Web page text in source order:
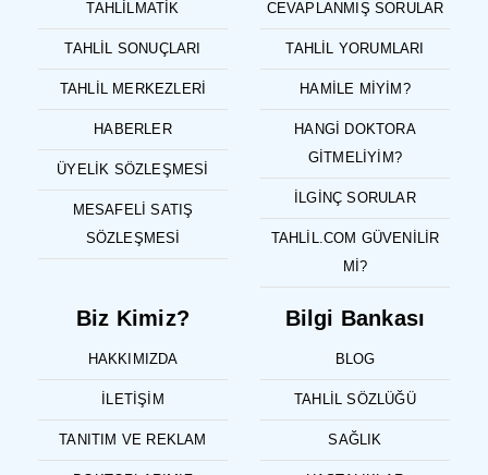
TAHLILMATIK
TAHLIL SONUÇLARI
TAHLIL MERKEZLERI
HABERLER
ÜYELIK SÖZLEŞMESI
MESAFELI SATIŞ
SÖZLEŞMESI
CEVAPLANMIŞ SORULAR
TAHLIL YORUMLARI
HAMILE MIYIM?
HANGI DOKTORA
GITMELIYIM?
İLGINÇ SORULAR
TAHLIL.COM GÜVENILIR
MI?
Biz Kimiz?
HAKKIMIZDA
İLETIŞIM
TANITIM VE REKLAM
Bilgi Bankası
BLOG
TAHLIL SÖZLÜĞÜ
SAĞLIK